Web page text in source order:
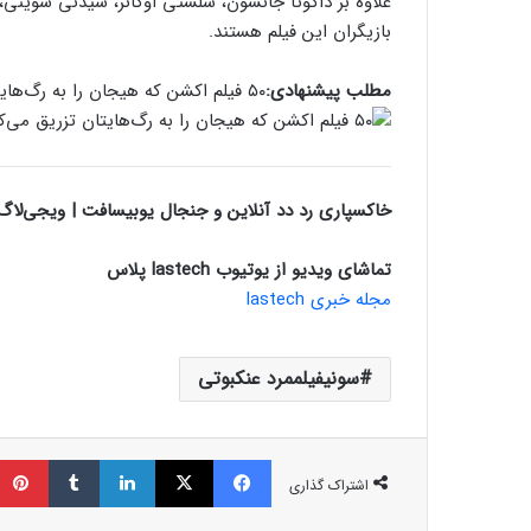
بازیگران این فیلم هستند.
مطلب پیشنهادی:۵۰ فیلم اکشن که هیجان را به رگ‌هایتان تزریق می‌کنند
خاکسپاری رد دد آنلاین و جنجال یوبیسافت |
تماشای ویدیو از یوتیوب lastech پلاس
مجله خبری lastech
سونیفیلممرد عنکبوتی
اشتراک گذاری
فیسبوک ایکس لینکداین تامبلر